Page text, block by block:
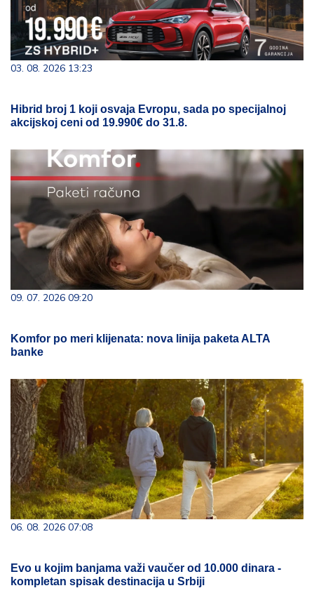
03. 08. 2026 13:23
Hibrid broj 1 koji osvaja Evropu, sada po specijalnoj
akcijskoj ceni od 19.990€ do 31.8.
09. 07. 2026 09:20
Komfor po meri klijenata: nova linija paketa ALTA
banke
06. 08. 2026 07:08
Evo u kojim banjama važi vaučer od 10.000 dinara -
kompletan spisak destinacija u Srbiji